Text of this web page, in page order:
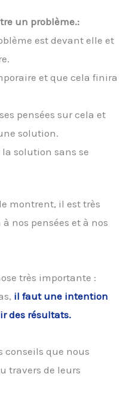
un problème.:
est devant elle et
et que cela finira
pensées sur cela et
solution.
solution sans se
montrent, il est très
nos pensées et à nos
très importante :
il faut une intention
des résultats.
conseils que nous
travers de leurs